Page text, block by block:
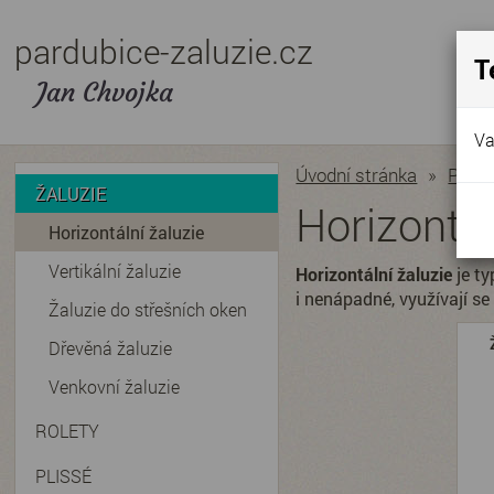
pardubice-zaluzie.cz
Jan Chvojka
ŽALUZIE
Horizontální žaluzie
Vertikální žaluzie
Žaluzie do střešních oken
Dřevěná žaluzie
Venkovní žaluzie
ROLETY
PLISSÉ
Úvodní stránka »
Horizontální žaluzie je
i nenápadné, využívají